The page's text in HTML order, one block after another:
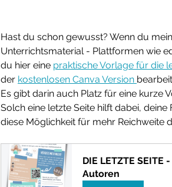
Hast du schon gewusst? Wenn du
Unterrichtsmaterial - Plattformen wie
du hier eine praktische Vorlage für die
der kostenlosen Canva Version
Es gibt darin auch Platz für eine kurze
Solch eine letzte Seite hilft dabei,
diese Möglichkeit für mehr Reichweite
DIE LETZTE
Autoren